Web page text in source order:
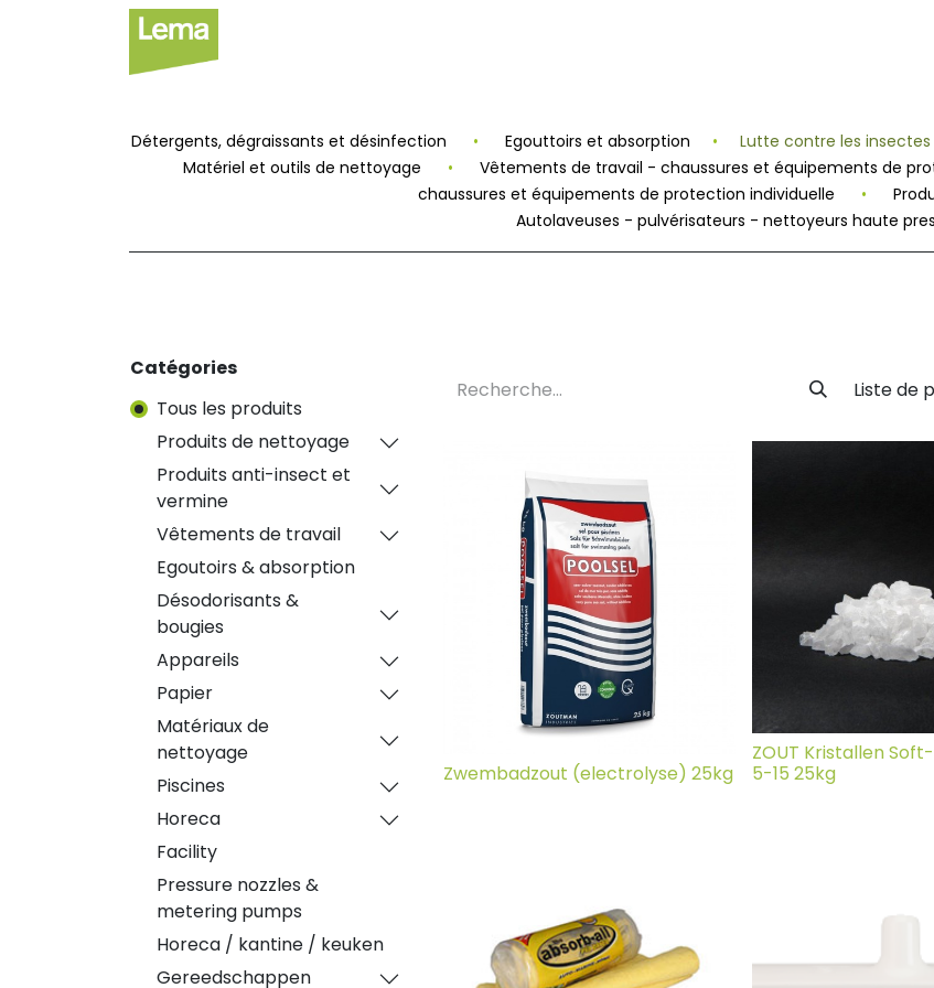
Détergents, dégraissants et désinfection • Egouttoirs et absorption • Lutte contre les insectes
Matériel et outils de nettoyage
• Vêtements de travail - chaussures et équipements de
chaussures et équipements de protection individuelle
•
Autolaveuses - pulvérisateurs - nettoyeurs haute
Catégories
Tous les produits
Produits de nettoyage
Produits anti-insect et
vermine
Vêtements de travail
Egoutoirs & absorption
Désodorisants &
bougies
Appareils
Papier
Matériaux de
nettoyage
Piscines
Horeca
Facility
Pressure nozzles &
metering pumps
Horeca / kantine / keuken
Gereedschappen
Liste de
Zwembadzout (electrolyse) 25kg
ZOUT Kristallen
5-15 25kg